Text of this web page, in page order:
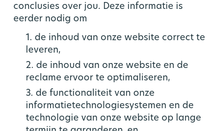
conclusies over jou. Deze informatie is
eerder nodig om
1. de inhoud van onze website correct te
leveren,
2. de inhoud van onze website en de
reclame ervoor te optimaliseren,
3. de functionaliteit van onze
informatietechnologiesystemen en de
technologie van onze website op lange